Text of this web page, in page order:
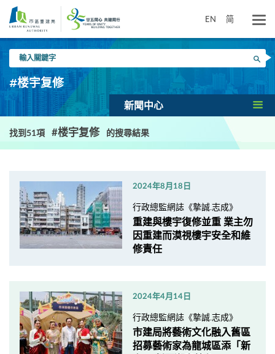
要
EN 简
入
關
鍵
搜尋
#楼宇复修
新聞中心
找到51項 #楼宇复修 的搜尋結果
2024年8月18日
行政總監網誌《摯誠.志成》
重建與樓宇復修並重 業主勿
因重建而漠視樓宇安全和維
修責任
2024年4月14日
行政總監網誌《摯誠.志成》
市建局將藝術文化融入舊區
招募藝術家為龍城區添「新